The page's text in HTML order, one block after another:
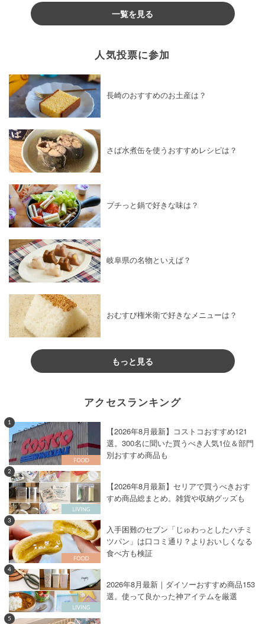
一覧を見る
人気投票に参加
長崎のおすすめのお土産は？
さば水煮缶を使うおすすめレシピは？
プチっと鍋で好きな味は？
岐阜県の名物といえば？
おむすび権米衛で好きなメニューは？
もっと見る
アクセスランキング
1
【2026年8月最新】コストコおすすめ121
選。300名に聞いた買うべき人気1位＆部門
別おすすめ商品も
2
【2026年8月最新】セリアで買うべきおす
すめ商品総まとめ。雑貨や収納グッズも
3
入手困難のセブン「じゅわっとしたハチミ
ツパン」は口コミ通り？よりおいしくなる
食べ方も検証
4
2026年8月最新｜ダイソーおすすめ商品153
選。使って良かった神アイテムを厳選
5